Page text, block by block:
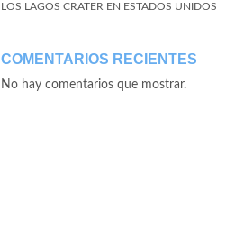
LOS LAGOS CRATER EN ESTADOS UNIDOS
COMENTARIOS RECIENTES
No hay comentarios que mostrar.